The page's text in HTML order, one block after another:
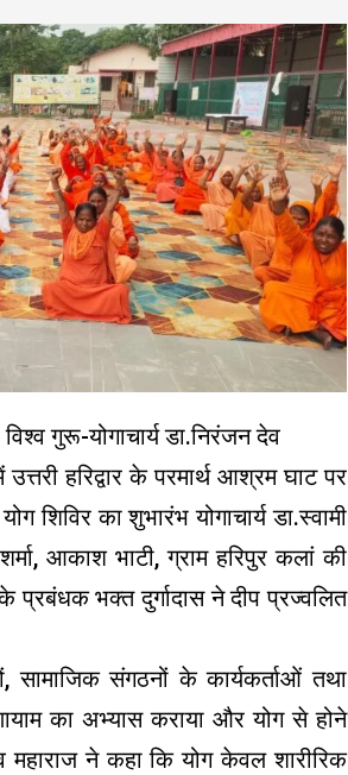
गुरू-योगाचार्य डा.निरंजन देव
हरिद्वार के परमार्थ आश्रम घाट पर
शिविर का शुभारंभ योगाचार्य डा.स्वामी
आकाश भाटी, ग्राम हरिपुर कलां की
प्रबंधक भक्त दुर्गादास ने दीप प्रज्वलित
सामाजिक संगठनों के कार्यकर्ताओं तथा
का अभ्यास कराया और योग से होने
महाराज ने कहा कि योग केवल शारीरिक